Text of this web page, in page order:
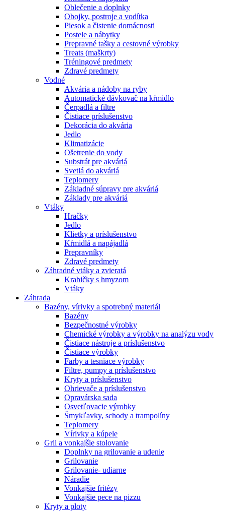
Oblečenie a doplnky
Obojky, postroje a vodítka
Piesok a čistenie domácnosti
Postele a nábytky
Prepravné tašky a cestovné výrobky
Treats (maškrty)
Tréningové predmety
Zdravé predmety
Vodné
Akvária a nádoby na ryby
Automatické dávkovač na kŕmidlo
Čerpadlá a filtre
Čistiace príslušenstvo
Dekorácia do akvária
Jedlo
Klimatizácie
Ošetrenie do vody
Substrát pre akváriá
Svetlá do akváriá
Teplomery
Základné súpravy pre akváriá
Základy pre akváriá
Vtáky
Hračky
Jedlo
Klietky a príslušenstvo
Kŕmidlá a napájadlá
Prepravníky
Zdravé predmety
Záhradné vtáky a zvieratá
Krabičky s hmyzom
Vtáky
Záhrada
Bazény, vírivky a spotrebný materiál
Bazény
Bezpečnostné výrobky
Chemické výrobky a výrobky na analýzu vody
Čistiace nástroje a príslušenstvo
Čistiace výrobky
Farby a tesniace výrobky
Filtre, pumpy a príslušenstvo
Kryty a príslušenstvo
Ohrievače a príslušenstvo
Opravárska sada
Osvetľovacie výrobky
Šmykľavky, schody a trampolíny
Teplomery
Vírivky a kúpele
Gril a vonkajšie stolovanie
Doplnky na grilovanie a udenie
Grilovanie
Grilovanie- udiarne
Náradie
Vonkajšie fritézy
Vonkajšie pece na pizzu
Kryty a ploty